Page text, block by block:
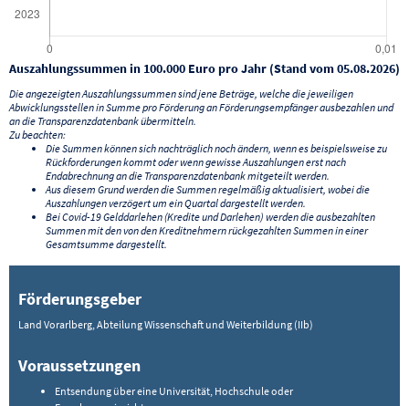
Auszahlungssummen in 100.000 Euro pro Jahr (Stand vom 05.08.2026)
Die angezeigten Auszahlungssummen sind jene Beträge, welche die jeweiligen
Abwicklungsstellen in Summe pro Förderung an Förderungsempfänger ausbezahlen und
an die Transparenzdatenbank übermitteln.
Zu beachten:
Die Summen können sich nachträglich noch ändern, wenn es beispielsweise zu
Rückforderungen kommt oder wenn gewisse Auszahlungen erst nach
Endabrechnung an die Transparenzdatenbank mitgeteilt werden.
Aus diesem Grund werden die Summen regelmäßig aktualisiert, wobei die
Auszahlungen verzögert um ein Quartal dargestellt werden.
Bei Covid-19 Gelddarlehen (Kredite und Darlehen) werden die ausbezahlten
Summen mit den von den Kreditnehmern rückgezahlten Summen in einer
Gesamtsumme dargestellt.
Förderungsgeber
Land Vorarlberg, Abteilung Wissenschaft und Weiterbildung (IIb)
Voraussetzungen
Entsendung über eine Universität, Hochschule oder